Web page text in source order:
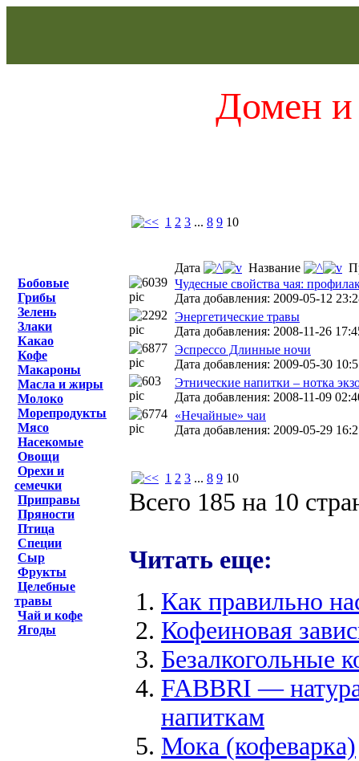
Домен и
Бобовые
Грибы
Зелень
Злаки
Какао
Кофе
Макароны
Масла и жиры
Молоко
Морепродукты
Мясо
Насекомые
Овощи
Орехи и
семечки
Приправы
Пряности
Птица
Специи
Сыр
Фрукты
Целебные
травы
Чай и кофе
Ягоды
1 2 3 ... 8 9 10
Дата Название
Чудесные свойства чая:
Дата добавления: 2009-05-12
Энергетические травы
Дата добавления: 2008-11-26
Эспрессо Длинные ночи
Дата добавления: 2009-05-30
Этнические напитки – нотка
Дата добавления: 2008-11-09
«Нечайные» чаи
Дата добавления: 2009-05-29
1 2 3 ... 8 9 10
Всего 185 на 10
Читать еще:
Как правильно
Кофеиновая
Безалкогольные
FABBRI —
напиткам
Мока (кофеварка)